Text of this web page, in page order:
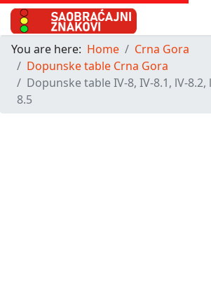
You are here: Home
Crna Gora
Dopunske table Crna Gora
Dopunske table IV-8, IV-8.1, lV-8.2,
8.5